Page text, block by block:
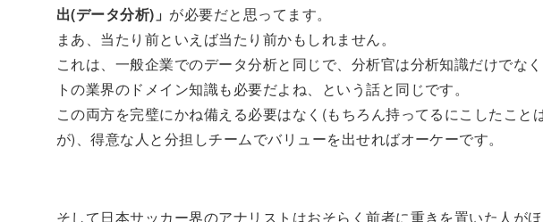
出(データ分析)」 が必要だと思ってます。
まあ、当たり前といえば当たり前かもしれません。
これは、一般企業でのデータ分析と同じで、分析官は分析知識だけでな
トの業界のドメイン知識も必要だよね、という話と同じです。
この両方を完璧にかね備える必要はなく(もちろん持ってるにこしたこと
が)、得意な人と分担しチームでバリューを出せればオーケーです。
そして日本サッカー界のアナリストはおそらく前者に重きを置いた人が